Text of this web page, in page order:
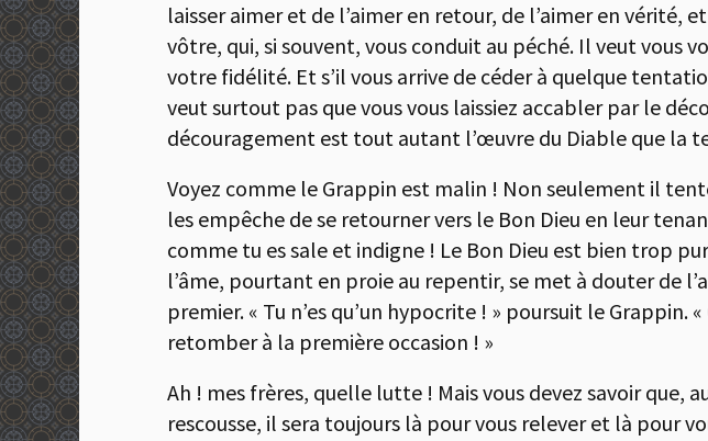
laisser aimer et de l’aimer en retour, de l’aimer en
vôtre, qui, si souvent, vous conduit au péché. Il veut
votre fidélité. Et s’il vous arrive de céder à quelque
veut surtout pas que vous vous laissiez accabler par le
découragement est tout autant l’œuvre du Diable que la
Voyez comme le Grappin est malin ! Non seulement il
les empêche de se retourner vers le Bon Dieu en leur
comme tu es sale et indigne ! Le Bon Dieu est bien trop
l’âme, pourtant en proie au repentir, se met à douter de
premier. « Tu n’es qu’un hypocrite ! » poursuit le
retomber à la première occasion ! »
Ah ! mes frères, quelle lutte ! Mais vous devez savoir que,
rescousse, il sera toujours là pour vous relever et là pour